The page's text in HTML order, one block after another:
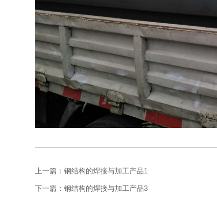
上一篇： 钢结构的焊接与加工产品1
下一篇： 钢结构的焊接与加工产品3